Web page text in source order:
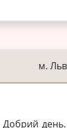
м.
Добрий